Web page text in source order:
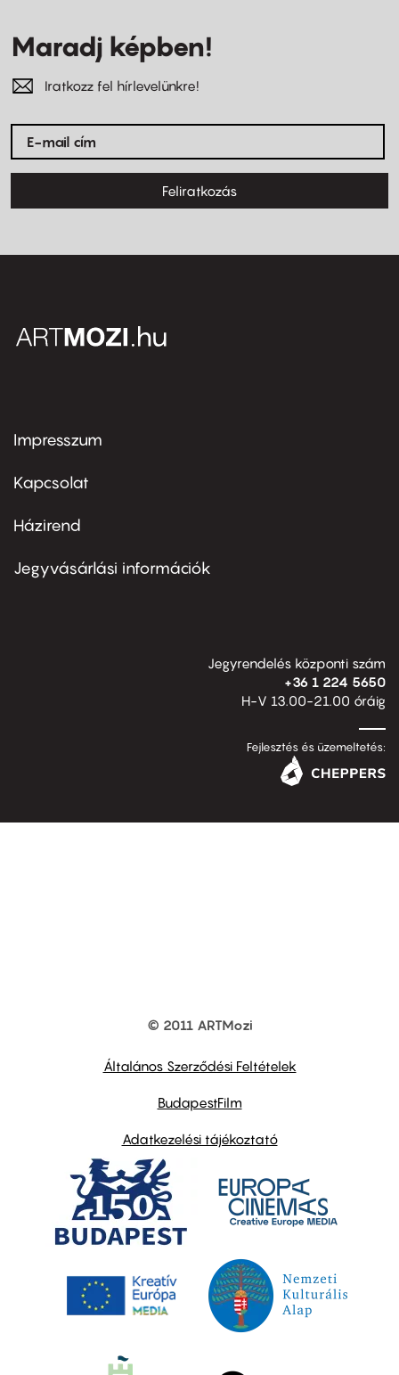
Maradj képben!
Iratkozz fel hírlevelünkre!
Feliratkozás
Footer
first
Impresszum
Kapcsolat
Footer
second
Házirend
Jegyvásárlási információk
Jegyrendelés központi szám
+36 1 224 5650
H-V 13.00-21.00 óráig
Fejlesztés és üzemeltetés:
© 2011 ARTMozi
Általános Szerződési Feltételek
BudapestFilm
Adatkezelési tájékoztató